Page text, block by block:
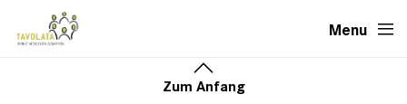
Menu
Zum Anfang